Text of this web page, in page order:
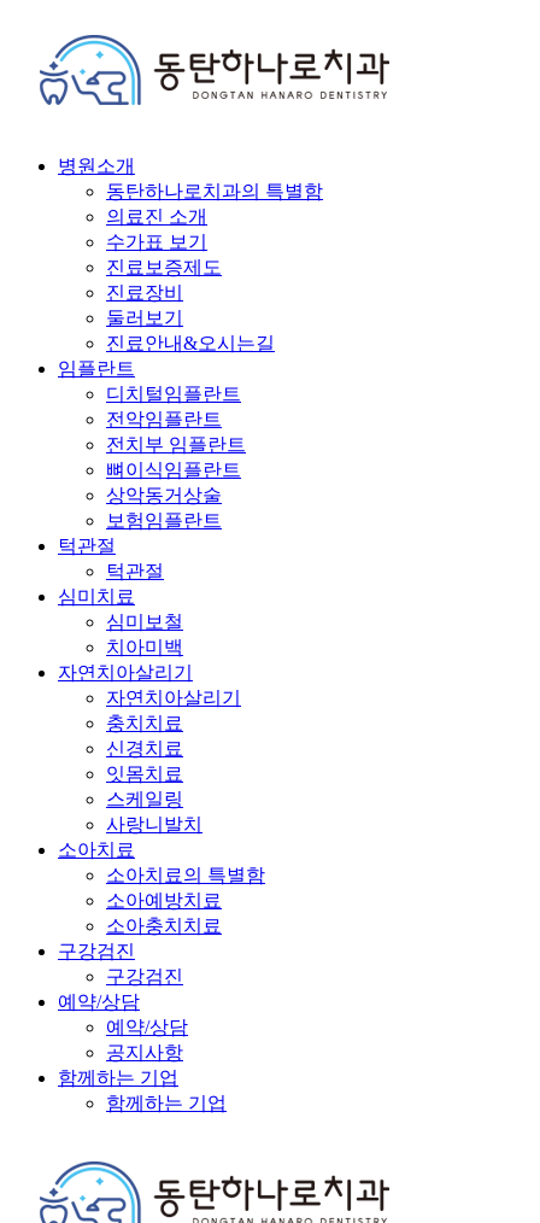
병원소개
동탄하나로치과의 특별함
의료진 소개
수가표 보기
진료보증제도
진료장비
둘러보기
진료안내&오시는길
임플란트
디치털임플란트
전악임플란트
전치부 임플란트
뼈이식임플란트
상악동거상술
보험임플란트
턱관절
턱관절
심미치료
심미보철
치아미백
자연치아살리기
자연치아살리기
충치치료
신경치료
잇몸치료
스케일링
사랑니발치
소아치료
소아치료의 특별함
소아예방치료
소아충치치료
구강검진
구강검진
예약/상담
예약/상담
공지사항
함께하는 기업
함께하는 기업